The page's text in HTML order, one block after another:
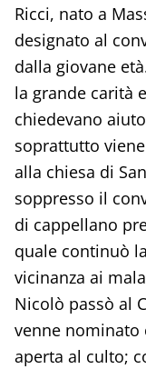
Ricci, nato a
designato al
dalla giovane
la grande carità
chiedevano
soprattutto
alla chiesa di
soppresso il
di cappellano
quale continuò
vicinanza ai
Nicolò passò al
venne nominato
aperta al culto;